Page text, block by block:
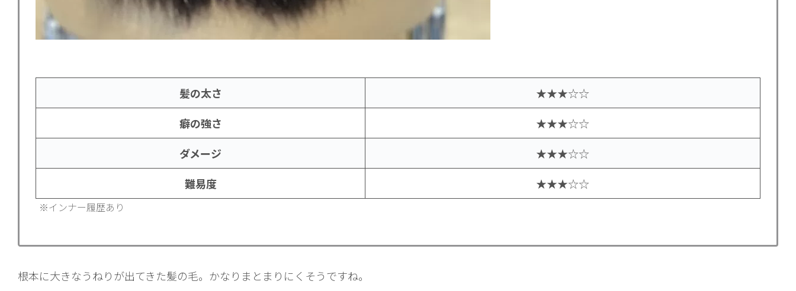
髪の太さ
★★★☆☆
癖の強さ
★★★☆☆
ダメージ
★★★☆☆
難易度
★★★☆☆
※インナー履歴あり
根本に大きなうねりが出てきた髪の毛。かなりまとまりにくそうですね。